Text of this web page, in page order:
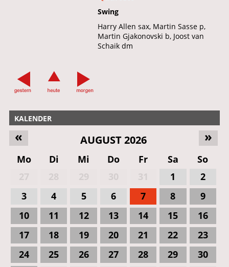
Swing
Harry Allen sax, Martin Sasse p,
Martin Gjakonovski b, Joost van
Schaik dm
KALENDER
»
« AUGUST 2026
Mo Di Mi Do Fr Sa
So
1
2
3
4 5 6 7 8
9
10
11 12 13 14 15
16
17
18 19 20 21 22
23
24
25 26 27 28 29
30